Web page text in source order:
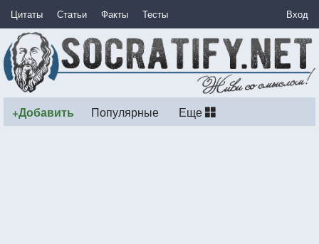
Цитаты Статьи Факты Тесты Вход
+Добавить Популярные Еще